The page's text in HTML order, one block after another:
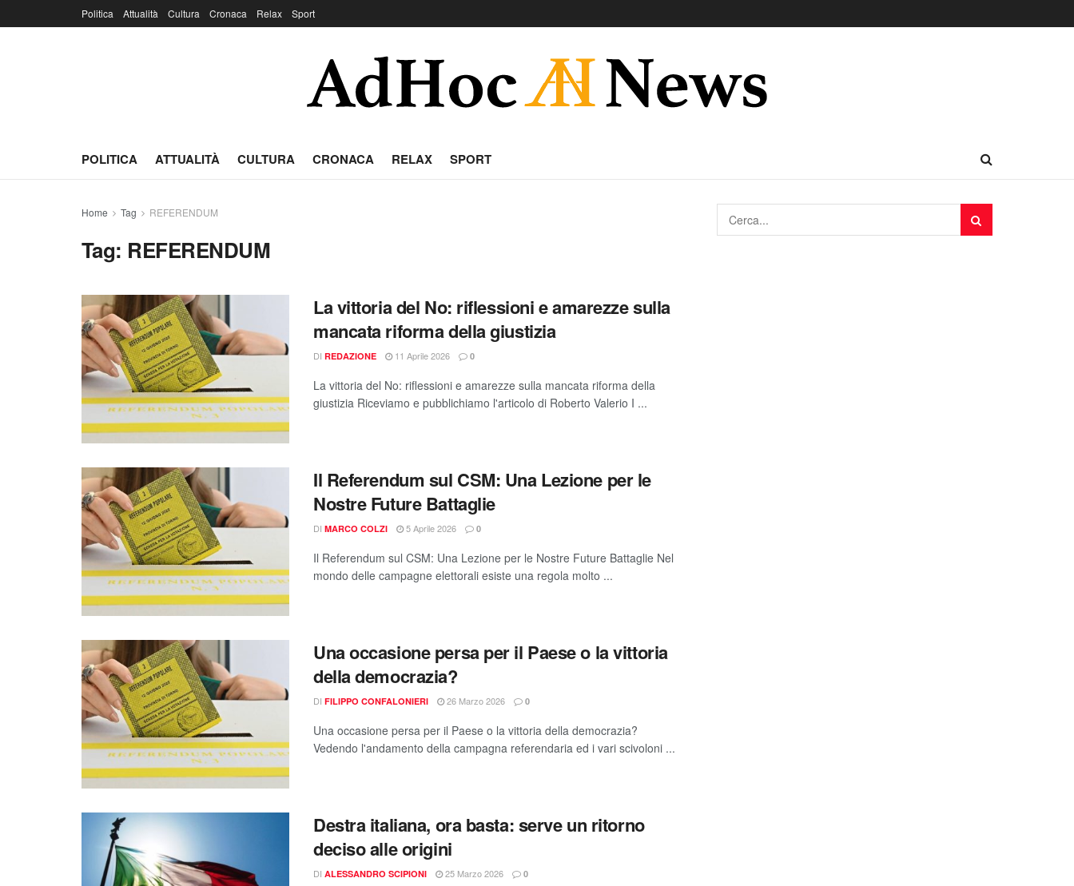
Politica Attualità Cultura Cronaca Relax Sport
POLITICA ATTUALITÀ CULTURA CRONACA RELAX SPORT
Home Tag REFERENDUM
Tag: REFERENDUM
La vittoria del No: riflessioni e amarezze sulla
mancata riforma della giustizia
DI REDAZIONE 11 Aprile 2026 0
La vittoria del No: riflessioni e amarezze sulla mancata riforma della
giustizia Riceviamo e pubblichiamo l'articolo di Roberto Valerio I ...
Il Referendum sul CSM: Una Lezione per le
Nostre Future Battaglie
DI MARCO COLZI 5 Aprile 2026 0
Il Referendum sul CSM: Una Lezione per le Nostre Future Battaglie Nel
mondo delle campagne elettorali esiste una regola molto ...
Una occasione persa per il Paese o la vittoria
della democrazia?
DI FILIPPO CONFALONIERI 26 Marzo 2026 0
Una occasione persa per il Paese o la vittoria della democrazia?
Vedendo l'andamento della campagna referendaria ed i vari scivoloni ...
Destra italiana, ora basta: serve un ritorno
deciso alle origini
DI ALESSANDRO SCIPIONI 25 Marzo 2026 0